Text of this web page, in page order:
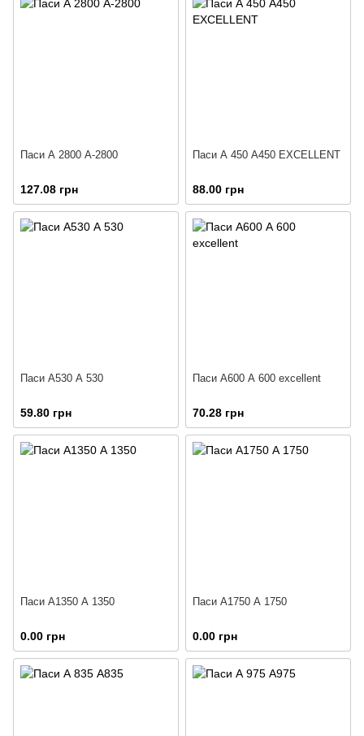
Паси А 2800 А-2800
127.08 грн
Паси А 450 А450 EXCELLENT
88.00 грн
Паси А530 А 530
59.80 грн
Паси А600 А 600 excellent
70.28 грн
Паси А1350 А 1350
0.00 грн
Паси А1750 А 1750
0.00 грн